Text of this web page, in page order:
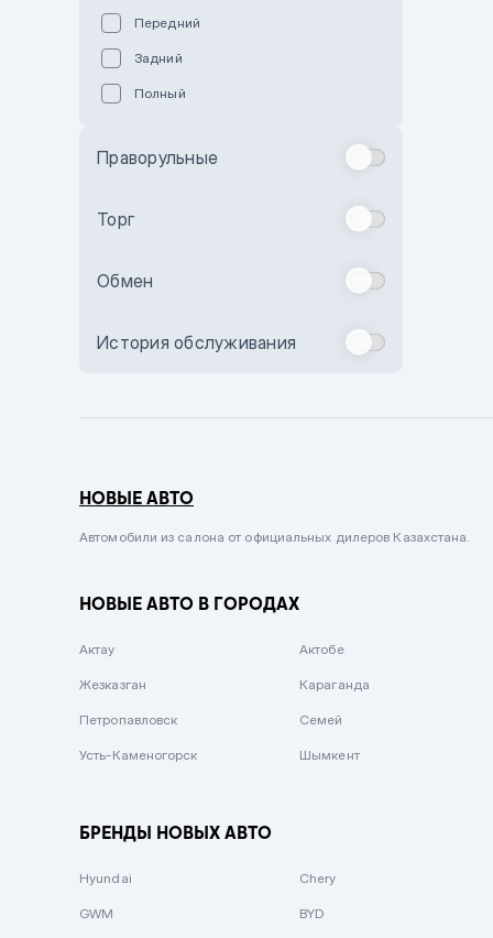
Бежевый
Комбинированный
Сиреневый металлик
Вишневый
Зеленый металлик
Передний
Задний
Полный
Праворульные
Торг
Обмен
История обслуживания
НОВЫЕ АВТО
Автомобили из салона от официальных дилеров Казахстана.
НОВЫЕ АВТО В ГОРОДАХ
Актау Актобе
Жезказган Караганда
Петропавловск Семей
Усть-Каменогорск Шымкент
БРЕНДЫ НОВЫХ АВТО
Hyundai Chery
GWM BYD